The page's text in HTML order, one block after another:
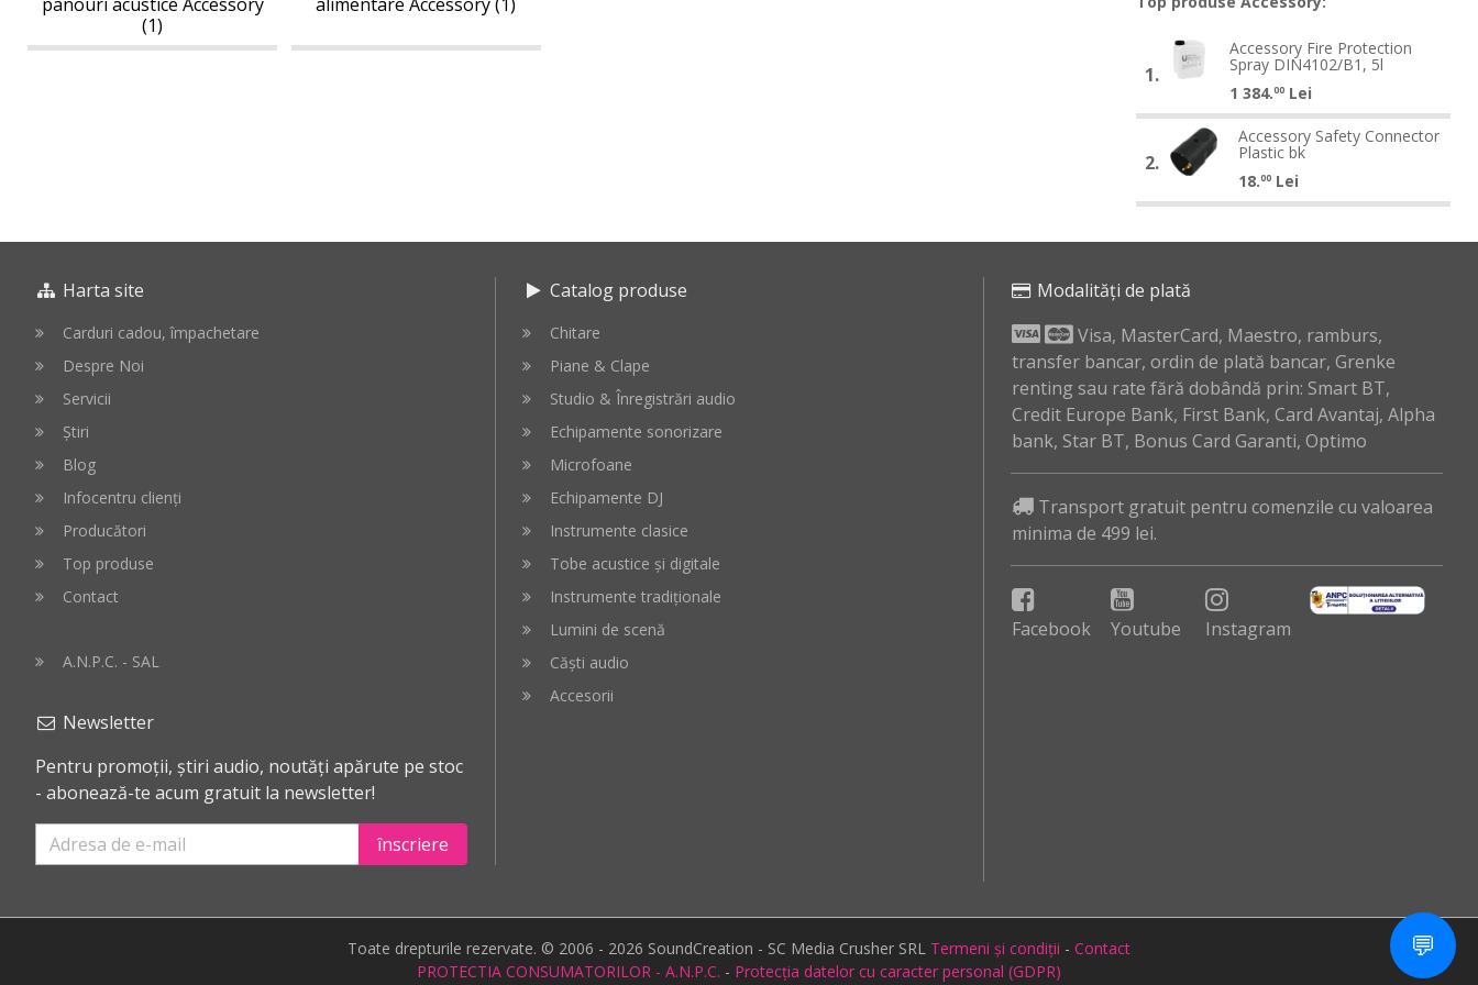
(1)
Accessory
Fire
Spray
DIN4102/B1,
5l
1.
Accessory
Fire
Protection
Spray
DIN4102/B1,
Accessory Fire Protection
Spray DIN4102/B1, 5l
1 384.00 Lei
Accessory
Safety
Connector
Plastic
bk
2.
Accessory
Safety
Connector
bk
Accessory Safety Connector
Plastic bk
18.00 Lei
Harta site
Carduri cadou, împachetare
Despre Noi
Servicii
Știri
Blog
Infocentru clienți
Producători
Top produse
Contact
A.N.P.C. - SAL
Newsletter
Pentru promoții, știri audio, noutăți apărute pe stoc
- abonează-te acum gratuit la newsletter!
înscriere
Catalog produse
Chitare
Piane & Clape
Studio & Înregistrări audio
Echipamente sonorizare
Microfoane
Echipamente DJ
Instrumente clasice
Tobe acustice și digitale
Instrumente tradiționale
Lumini de scenă
Căști audio
Accesorii
Modalități de plată
Visa, MasterCard, Maestro, ramburs,
transfer bancar, ordin de plată bancar, Grenke
renting sau rate fără dobândă prin: Smart BT,
Credit Europe Bank, First Bank, Card Avantaj, Alpha
bank, Star BT, Bonus Card Garanti, Optimo
Transport gratuit pentru comenzile cu valoarea
minima de 499 lei.
Facebook Youtube Instagram
Toate drepturile rezervate. © 2006 - 2026 SoundCreation - SC Media Crusher SRL Termeni și condiții - Contact
PROTECTIA CONSUMATORILOR - A.N.P.C. - Protecția datelor cu caracter personal (GDPR)
💬